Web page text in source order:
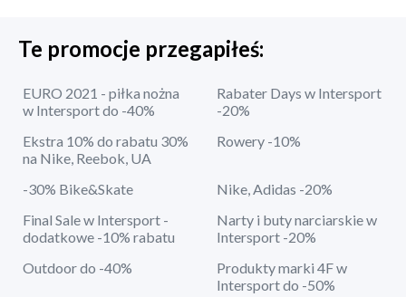
Te promocje przegapiłeś:
EURO 2021 - piłka nożna
w Intersport do -40%
Rabater Days w Intersport
-20%
Ekstra 10% do rabatu 30%
na Nike, Reebok, UA
Rowery -10%
-30% Bike&Skate
Nike, Adidas -20%
Final Sale w Intersport -
dodatkowe -10% rabatu
Narty i buty narciarskie w
Intersport -20%
Outdoor do -40%
Produkty marki 4F w
Intersport do -50%